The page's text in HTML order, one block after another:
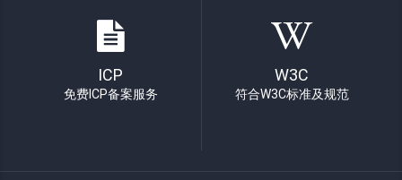
ICP
免费ICP备案服务
W3C
符合W3C标准及规范